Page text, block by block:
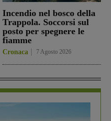
Incendio nel bosco della
Trappola. Soccorsi sul
posto per spegnere le
fiamme
Cronaca 7 Agosto 2026